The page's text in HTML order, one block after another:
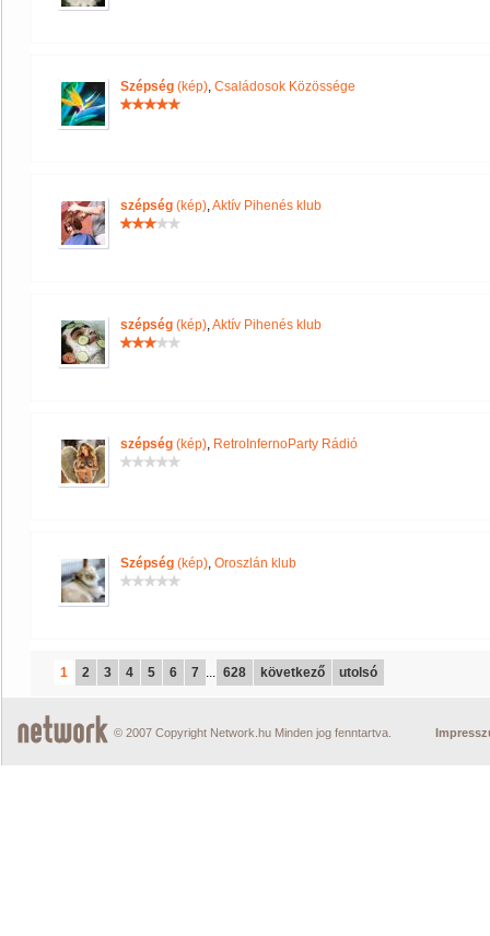
Szépség (kép), Családosok Közössége
szépség (kép),Aktív Pihenés klub
szépség (kép),Aktív Pihenés klub
szépség (kép), RetroInfernoParty Rádió
Szépség (kép), Oroszlán klub
1 2 3 4 5 6 7 ... 628 következő utolsó
© 2007 Copyright Network.hu Minden jog fenntartva.